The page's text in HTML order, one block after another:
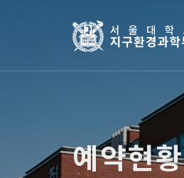
예약현황